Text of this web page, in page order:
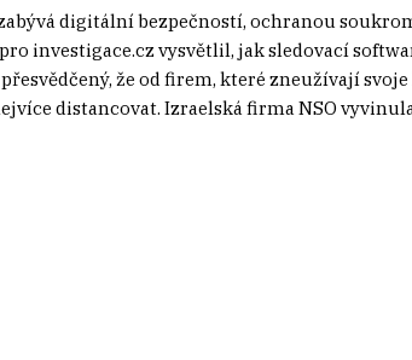
digitální bezpečností, ochranou
investigace.cz vysvětlil, jak sledovací
že od firem, které zneužívají
distancovat. Izraelská firma NSO